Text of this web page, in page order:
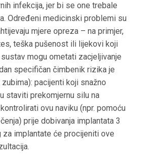
infekcija, jer bi se one trebale
Određeni medicinski problemi su
mjere opreza – na primjer,
teška pušenost ili lijekovi koji
mogu ometati zacjeljivanje
specifičan čimbenik rizika je
pacijenti koji snažno
staviti prekomjernu silu na
ovu naviku (npr. pomoću
prije dobivanja implantata 3
za implantate će procijeniti ove